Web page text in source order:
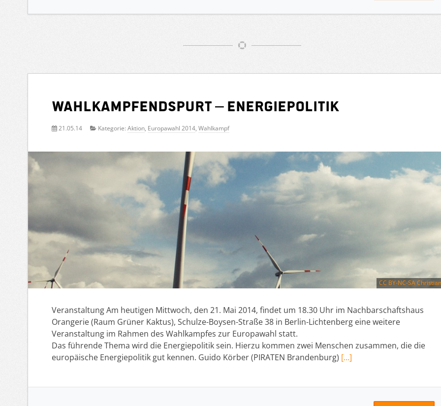
Wahlkampfendspurt – Energiepolitik
21.05.14 Kategorie: Aktion, Europawahl 2014, Wahlkampf
CC BY-NC-SA
Veranstaltung Am heutigen Mittwoch, den 21. Mai 2014, findet um 18.30 Uhr im Nachbarschaftshaus
Orangerie (Raum Grüner Kaktus), Schulze-Boysen-Straße 38 in Berlin-Lichtenberg eine weitere
Veranstaltung im Rahmen des Wahlkampfes zur Europawahl statt.
Das führende Thema wird die Energiepolitik sein. Hierzu kommen zwei Menschen zusammen, die die
europäische Energiepolitik gut kennen. Guido Körber (PIRATEN Brandenburg) […]